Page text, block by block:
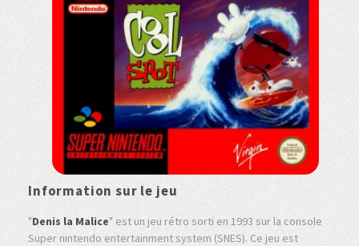
Information sur le jeu
"Denis la Malice" est un jeu rétro sorti en 1993 sur la console
Super nintendo entertainment system (SNES). Ce jeu est